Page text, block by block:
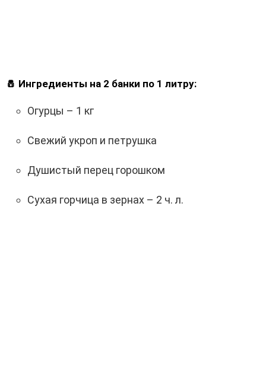
🧂 Ингредиенты на 2 банки по 1 литру:
Огурцы – 1 кг
Свежий укроп и петрушка
Душистый перец горошком
Сухая горчица в зернах – 2 ч. л.